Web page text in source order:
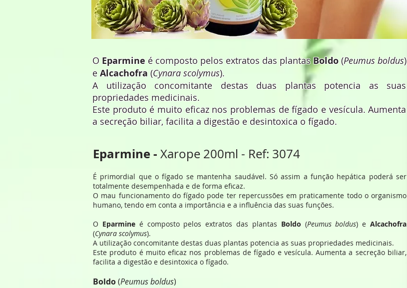
Eparmine ‐ Xarope 200ml - Ref: 3074
É primordial que o fígado se mantenha saudável. Só assim a função hepática poderá ser
totalmente desempenhada e de forma eficaz.
O mau funcionamento do fígado pode ter repercussões em praticamente todo o organismo
humano, tendo em conta a importância e a influência das suas funções.
O Eparmineé composto pelos extratos das plantas Boldo (Peumus boldus) eAlcachofra
(Cynara scolymus).
A utilização concomitante destas duas plantas potencia as suas propriedades medicinais.
Este produto é muito eficaz nos problemas de fígado e vesícula. Aumenta a secreção biliar,
facilita a digestão e desintoxica o fígado.
Boldo(Peumus boldus)
O Eparmine é composto pelos extratos das plantas Boldo (Peumus boldus)
eAlcachofra (Cynara scolymus).
A utilização concomitante destas duas plantas potencia as suas
propriedades medicinais.
Este produto é muito eficaz nos problemas de fígado e vesícula. Aumenta
a secreção biliar, facilita a digestão e desintoxica o fígado.